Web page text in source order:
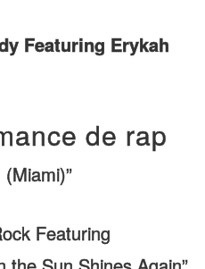
Featuring Erykah
de rap
Featuring